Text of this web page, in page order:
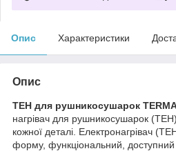
Опис Характеристики
Опис
ТЕН для рушникосушарок
нагрівач для рушникосушарок
кожної деталі. Електронагрівач
форму, функціональний, доступний